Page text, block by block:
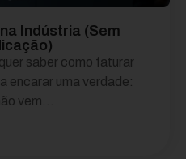
Indústria (Sem
saber como faturar
encarar uma verdade:
vem...